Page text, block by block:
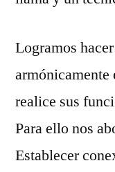
Logramos
armónicamente
realice sus
Para ello nos
Establecer